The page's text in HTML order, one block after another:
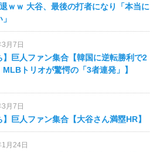
退ｗｗ 大谷、最後の打者になり「本当に
月7日
】巨人ファン集合【韓国に逆転勝利で2
MLBトリオが驚愕の「3者連発」】
月7日
】巨人ファン集合【大谷さん満塁HR】
月24日